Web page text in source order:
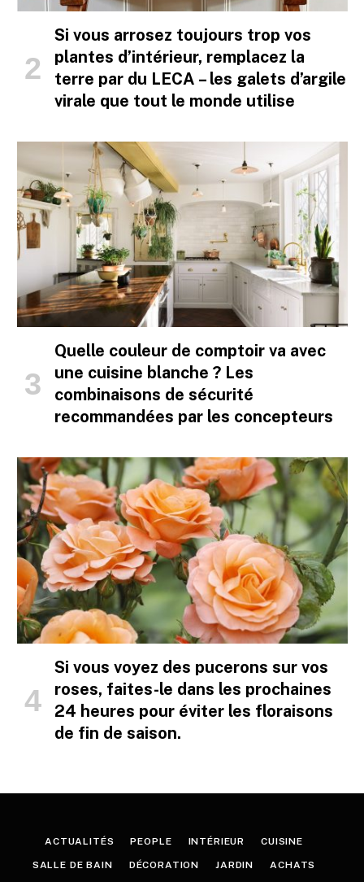
Si vous arrosez toujours trop vos
plantes d’intérieur, remplacez la
terre par du LECA – les galets d’argile
virale que tout le monde utilise
Quelle couleur de comptoir va avec
une cuisine blanche ? Les
combinaisons de sécurité
recommandées par les concepteurs
Si vous voyez des pucerons sur vos
roses, faites-le dans les prochaines
24 heures pour éviter les floraisons
de fin de saison.
ACTUALITÉS PEOPLE INTÉRIEUR CUISINE
SALLE DE BAIN DÉCORATION JARDIN ACHATS